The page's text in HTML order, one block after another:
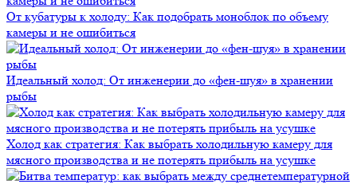
От кубатуры к холоду: Как подобрать моноблок по объему
камеры и не ошибиться
Идеальный холод: От инженерии до «фен-шуя» в хранении
рыбы
Холод как стратегия: Как выбрать холодильную камеру для
мясного производства и не потерять прибыль на усушке